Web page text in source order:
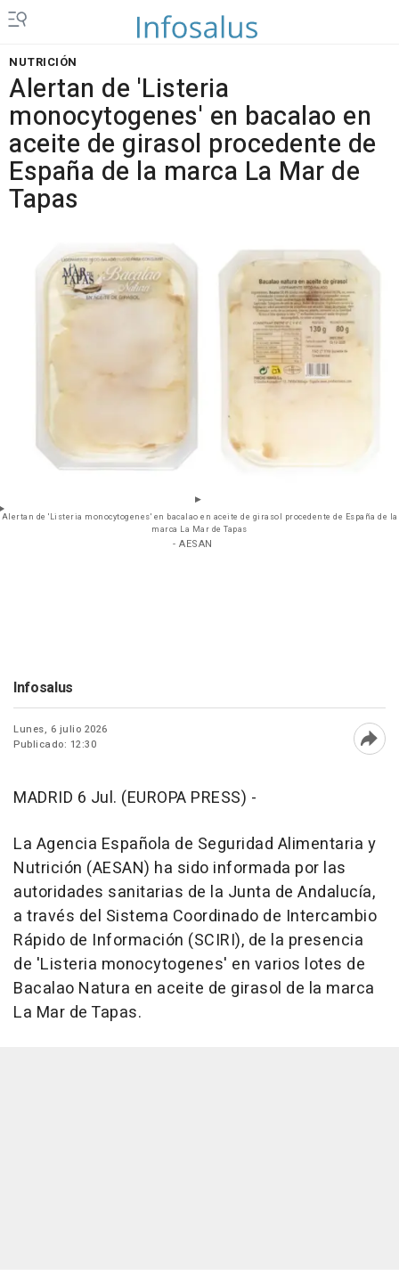
NUTRICIÓN
Alertan de 'Listeria
monocytogenes' en bacalao en
aceite de girasol procedente de
España de la marca La Mar de
Tapas
Alertan de 'Listeria monocytogenes' en bacalao en aceite de girasol procedente de España de la
marca La Mar de Tapas
- AESAN
Infosalus
Lunes, 6 julio 2026
Publicado: 12:30
MADRID 6 Jul. (EUROPA PRESS) -
La Agencia Española de Seguridad Alimentaria y
Nutrición (AESAN) ha sido informada por las
autoridades sanitarias de la Junta de Andalucía,
a través del Sistema Coordinado de Intercambio
Rápido de Información (SCIRI), de la presencia
de 'Listeria monocytogenes' en varios lotes de
Bacalao Natura en aceite de girasol de la marca
La Mar de Tapas.